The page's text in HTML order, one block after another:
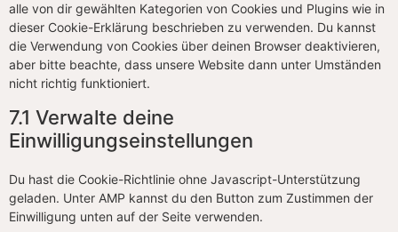
alle von dir gewählten Kategorien von Cookies und Plugins wie in
dieser Cookie-Erklärung beschrieben zu verwenden. Du kannst
die Verwendung von Cookies über deinen Browser deaktivieren,
aber bitte beachte, dass unsere Website dann unter Umständen
nicht richtig funktioniert.
7.1 Verwalte deine
Einwilligungseinstellungen
Du hast die Cookie-Richtlinie ohne Javascript-Unterstützung
geladen. Unter AMP kannst du den Button zum Zustimmen der
Einwilligung unten auf der Seite verwenden.